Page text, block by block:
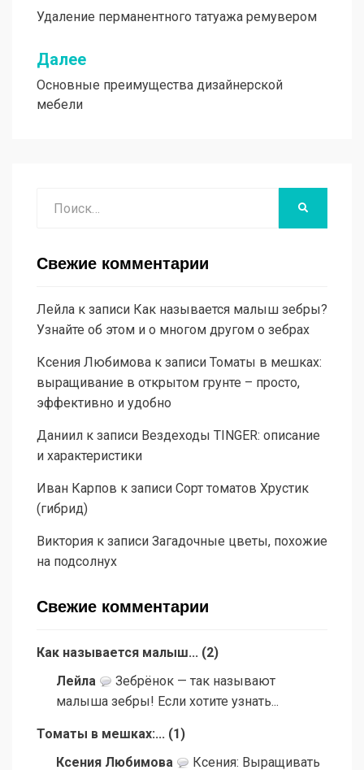
по
записям
Удаление перманентного татуажа ремувером
Далее
Основные преимущества дизайнерской
мебели
Свежие комментарии
Лейла к записи Как называется малыш зебры?
Узнайте об этом и о многом другом о зебрах
Ксения Любимова к записи Томаты в мешках:
выращивание в открытом грунте – просто,
эффективно и удобно
Даниил к записи Вездеходы TINGER: описание
и характеристики
Иван Карпов к записи Сорт томатов Хрустик
(гибрид)
Виктория к записи Загадочные цветы, похожие
на подсолнух
Свежие комментарии
Как называется малыш... (2)
Лейла
Зебрёнок — так называют
малыша зебры! Если хотите узнать...
Томаты в мешках:... (1 )
Ксения Любимова
Ксения: Выращивать